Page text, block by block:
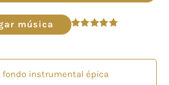
de
audio
música
fondo instrumental épica